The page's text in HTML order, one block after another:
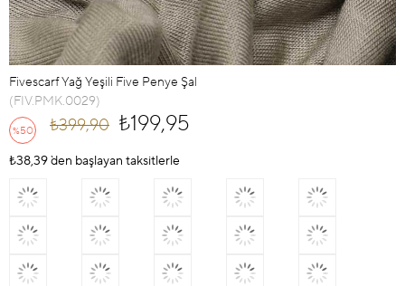
Fivescarf Yağ Yeşili Five Penye Şal
(FIV.PMK.0029)
%50
İndirim
₺399,90 ₺199,95
₺38,39`den başlayan taksitlerle